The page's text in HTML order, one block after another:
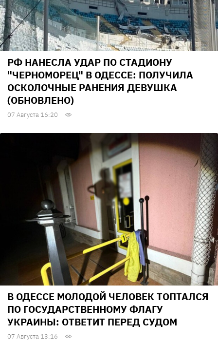
РФ НАНЕСЛА УДАР ПО СТАДИОНУ
"ЧЕРНОМОРЕЦ" В ОДЕССЕ: ПОЛУЧИЛА
ОСКОЛОЧНЫЕ РАНЕНИЯ ДЕВУШКА
(ОБНОВЛЕНО)
07 Августа 16:20
В ОДЕССЕ МОЛОДОЙ ЧЕЛОВЕК ТОПТАЛСЯ
ПО ГОСУДАРСТВЕННОМУ ФЛАГУ
УКРАИНЫ: ОТВЕТИТ ПЕРЕД СУДОМ
07 Августа 13:16